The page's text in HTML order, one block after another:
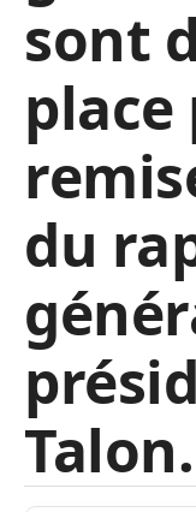
sont
place
du
Talon.